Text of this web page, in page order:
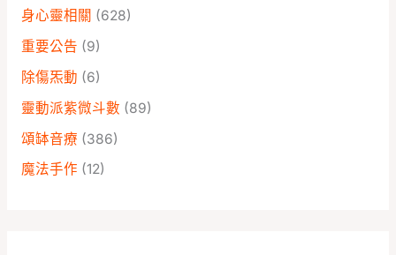
身心靈相關 (628)
重要公告 (9)
除傷炁動 (6)
靈動派紫微斗數 (89)
頌缽音療 (386)
魔法手作 (12)